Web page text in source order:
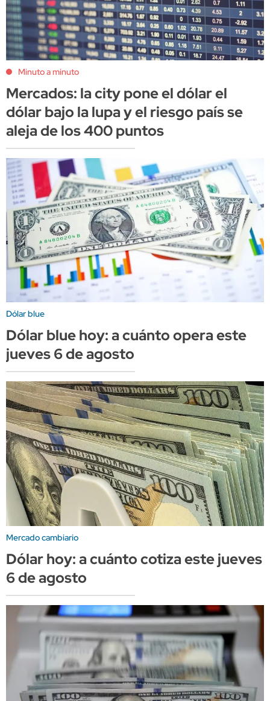
Minuto a minuto
Mercados: la city pone el dólar el
dólar bajo la lupa y el riesgo país se
aleja de los 400 puntos
Dólar blue
Dólar blue hoy: a cuánto opera este
jueves 6 de agosto
Mercado cambiario
Dólar hoy: a cuánto cotiza este jueves
6 de agosto